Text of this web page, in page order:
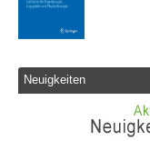
Neuigkeiten